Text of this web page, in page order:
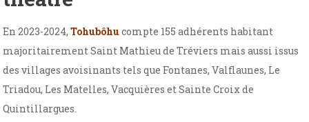
En 2023-2024,Tohubôhucompte 155 adhérents habitant
majoritairement Saint Mathieu de Tréviers mais aussi issus
des villages avoisinants tels que Fontanes, Valflaunes, Le
Triadou, Les Matelles, Vacquières et Sainte Croix de
Quintillargues.